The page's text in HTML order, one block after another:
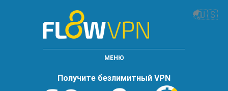
🌏🇺🇸
МЕНЮ
Получите безлимитный VPN